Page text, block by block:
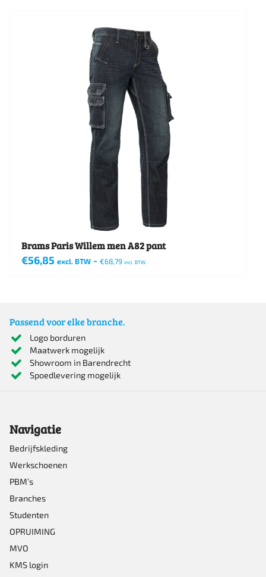
Brams Paris Willem men A82 pant
€56,85 excl. BTW - €68,79 incl. BTW
meerdere
variaties.
Deze
gekozen
worden
op
de
productpagina
Passend voor elke branche.
Logo borduren
Maatwerk mogelijk
Showroom in Barendrecht
Spoedlevering mogelijk
Navigatie
Bedrijfskleding
Werkschoenen
PBM’s
Branches
Studenten
OPRUIMING
MVO
KMS login